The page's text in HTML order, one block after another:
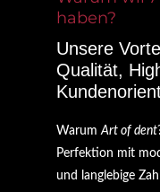
haben?
Unsere
Qualität,
WarumArt of dent
Perfektion mit
und langlebige